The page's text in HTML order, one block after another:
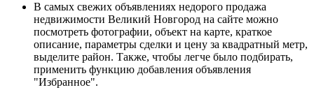
В самых свежих объявлениях недорого продажа
недвижимости Великий Новгород на сайте можно
посмотреть фотографии, объект на карте, краткое
описание, параметры сделки и цену за квадратный метр,
выделите район. Также, чтобы легче было подбирать,
применить функцию добавления объявления
"Избранное".